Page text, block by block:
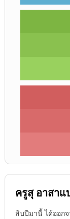
ครูสุ อาสาแ
สิบปีมานี้ ได้ออก